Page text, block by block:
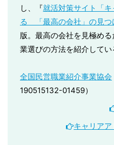
し、『就活対策サイト「キ
る 「最高の会社」の見つ
版。最高の会社を見極め
業選びの方法を紹介してい
全国民営職業紹介事業協会
190515132-01459）
キャリア